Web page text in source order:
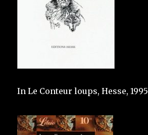
In Le Conteur loups, Hesse, 1995